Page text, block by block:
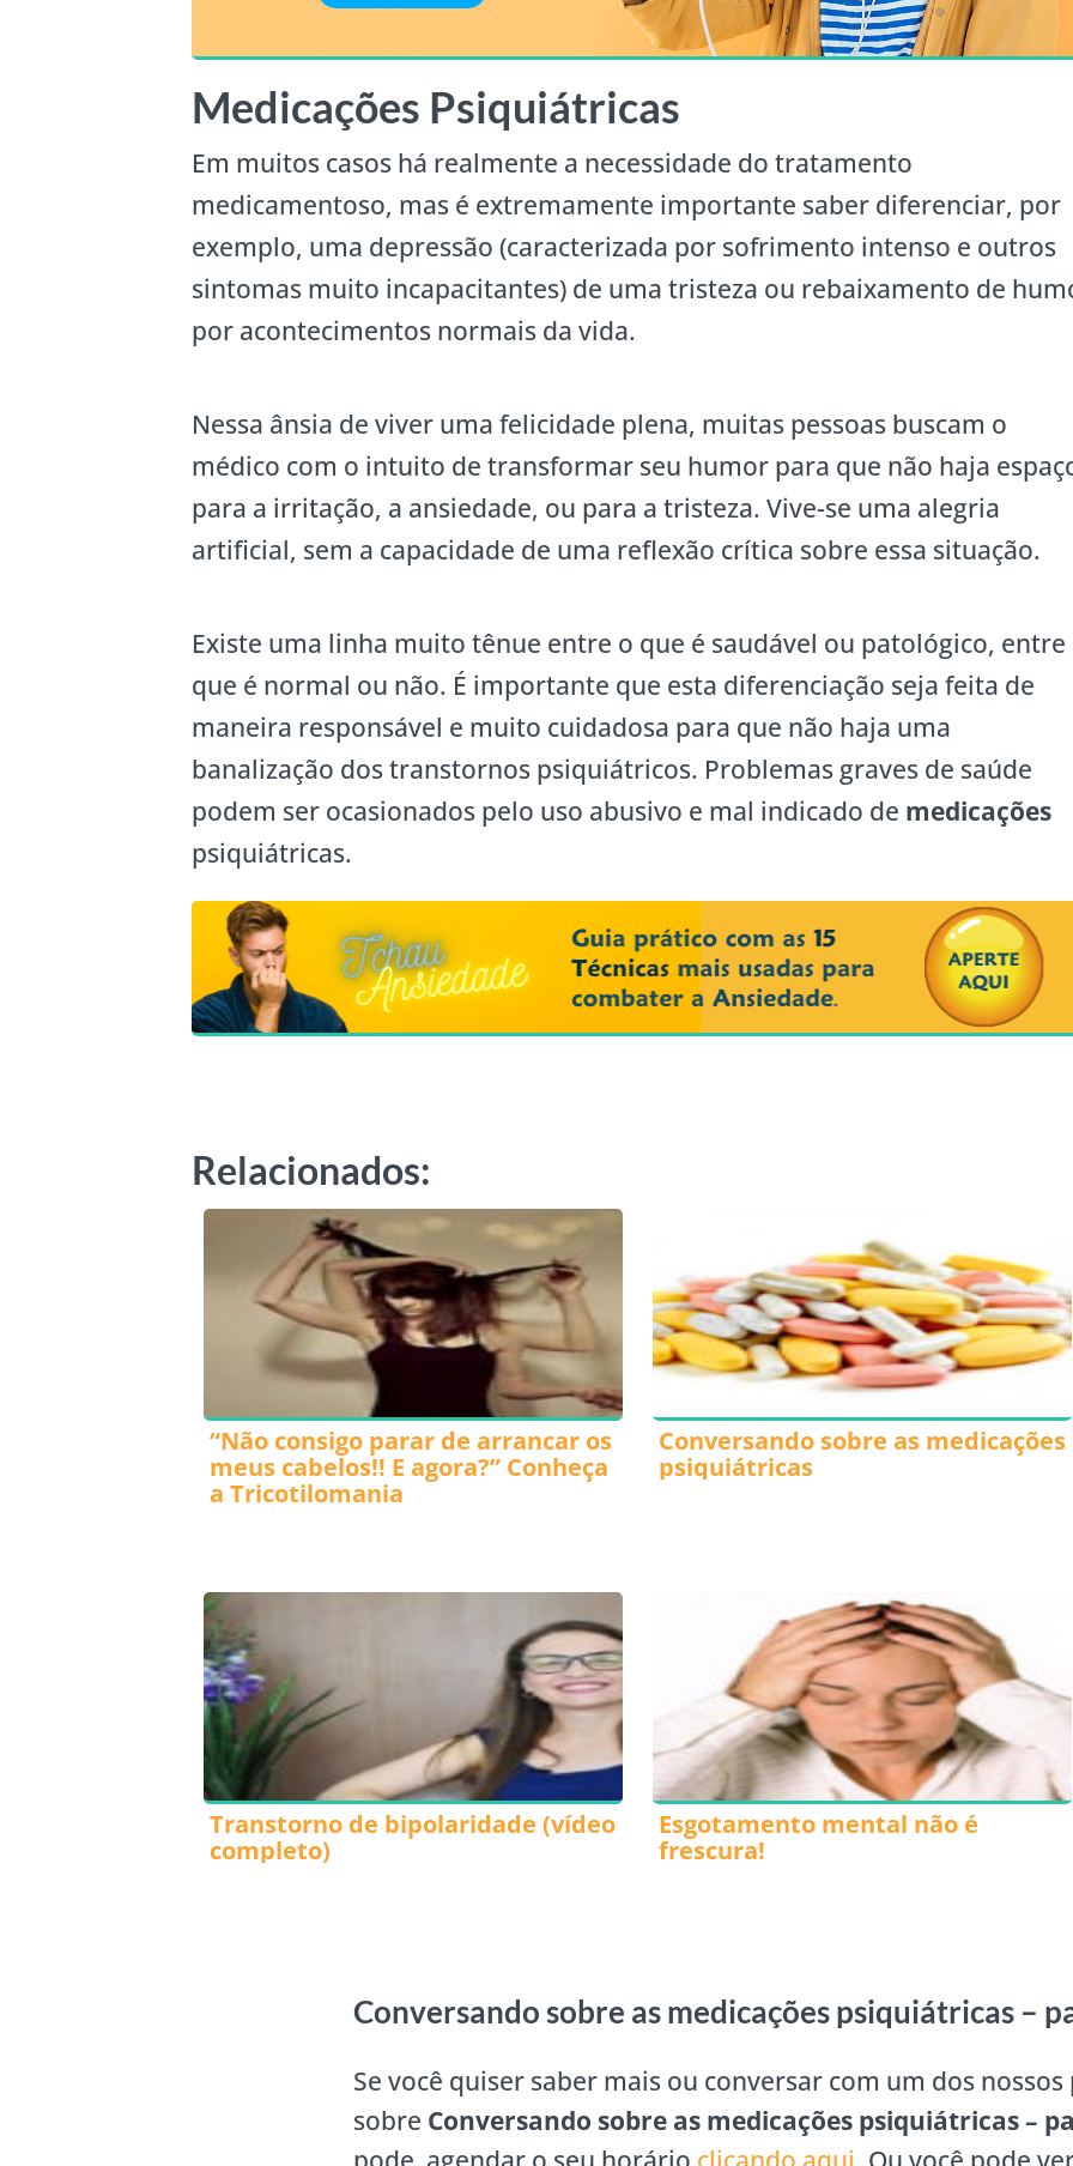
Medicações Psiquiátricas
Em muitos casos há realmente a necessidade do tratamento
medicamentoso, mas é extremamente importante saber diferenciar, por
exemplo, uma depressão (caracterizada por sofrimento intenso e outros
sintomas muito incapacitantes) de uma tristeza ou rebaixamento de
por acontecimentos normais da vida.
Nessa ânsia de viver uma felicidade plena, muitas pessoas buscam o
médico com o intuito de transformar seu humor para que não haja
para a irritação, a ansiedade, ou para a tristeza. Vive-se uma alegria
artificial, sem a capacidade de uma reflexão crítica sobre essa situação.
Existe uma linha muito tênue entre o que é saudável ou patológico, entre
que é normal ou não. É importante que esta diferenciação seja feita de
maneira responsável e muito cuidadosa para que não haja uma
banalização dos transtornos psiquiátricos. Problemas graves de saúde
podem ser ocasionados pelo uso abusivo e mal indicado de medicações
psiquiátricas.
Relacionados:
“Não consigo parar de arrancar os
meus cabelos!! E agora?” Conheça
a Tricotilomania
Conversando sobre as medicações
psiquiátricas
Transtorno de bipolaridade (vídeo
completo)
Esgotamento mental não é
frescura!
Conversando sobre as medicações psiquiátricas –
Se você quiser saber mais ou conversar com um dos
sobre Conversando sobre as medicações psiquiátricas –